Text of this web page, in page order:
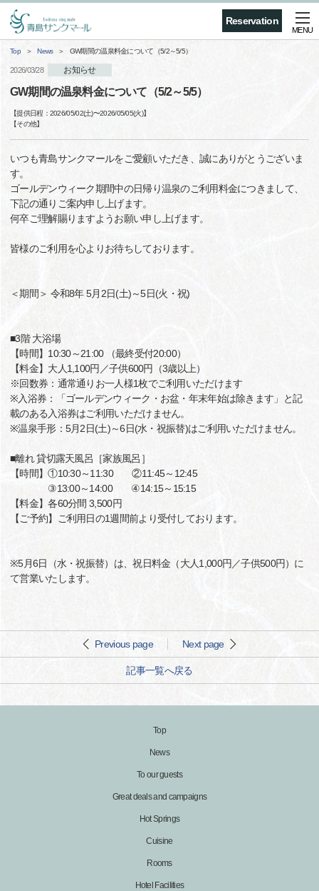
Reservation
MENU
Top News GW期間の温泉料金について（5/2～5/5）
2026/03/28 お知らせ
GW期間の温泉料金について（5/2～5/5）
【提供日程： 2026/05/02(土)〜2026/05/05(火)】
【その他】
いつも青島サンクマールをご愛顧いただき、誠にありがとうございま
す。
ゴールデンウィーク期間中の日帰り温泉のご利用料金につきまして、
下記の通りご案内申し上げます。
何卒ご理解賜りますようお願い申し上げます。
皆様のご利用を心よりお待ちしております。
＜期間＞ 令和8年 5月2日(土)～5日(火・祝)
■3階 大浴場
【時間】10:30～21:00 （最終受付20:00）
【料金】大人1,100円／子供600円（3歳以上）
※回数券：通常通りお一人様1枚でご利用いただけます
※入浴券：「ゴールデンウィーク・お盆・年末年始は除きます」と記
載のある入浴券はご利用いただけません。
※温泉手形：5月2日(土)～6日(水・祝振替)はご利用いただけません。
■離れ 貸切露天風呂［家族風呂］
【時間】①10:30～11:30 ②11:45～12:45
③13:00～14:00 ④14:15～15:15
【料金】各60分間 3,500円
【ご予約】ご利用日の1週間前より受付しております。
※5月6日（水・祝振替）は、祝日料金（大人1,000円／子供500円）に
て営業いたします。
Previous page Next page
記事一覧へ戻る
Top
News
To our guests
Great deals and campaigns
Hot Springs
Cuisine
Rooms
Hotel Facilities